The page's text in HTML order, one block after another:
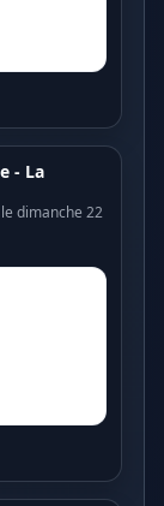
- La
dimanche 22